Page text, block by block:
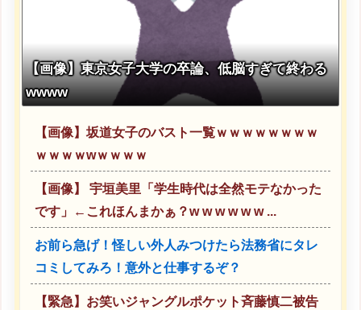
【画像】東京女子大学の卒論、低脳すぎて終わる
wwww
【画像】坂道女子のバスト一覧ｗｗｗｗｗｗｗｗ
ｗｗｗｗwｗｗｗｗ
【画像】 宇垣美里「学生時代は全然モテなかった
です」←これほんまかぁ？w w w w w w ...
お前ら急げ！怪しい外人みつけたら法務省にタレ
コミしてみろ！意外と仕事するぞ？
【緊急】お笑いジャングルポケット斉藤慎二被告